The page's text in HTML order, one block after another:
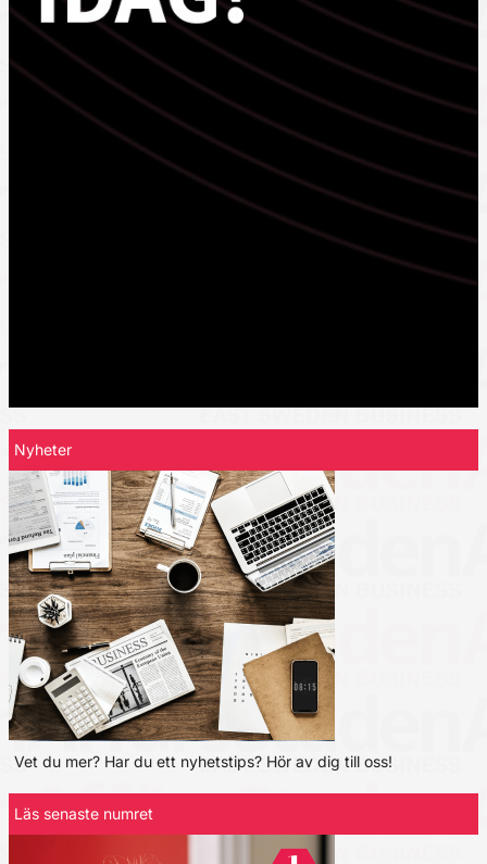
Nyheter
Vet du mer? Har du ett nyhetstips? Hör av dig till oss!
Läs senaste numret